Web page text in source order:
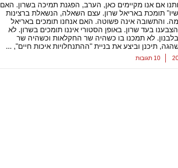
אם אנו מקיימים כאן, הערב, הפגנת תמיכה בשרון. האם
תומכת באריאל שרון. עצם השאלה, הנשאלת ברצינות
והתשובה אינה פשוטה. האם אנחנו תומכים באריאל
בעד שרון. באופן הסטורי איננו תומכים בשרון. לא
לא תמכנו בו כשהיה שר החקלאות וכשהיה שר
תיכנן וביצע את בניית "ההתנחלויות איכות חיים", ...
10 תגובות